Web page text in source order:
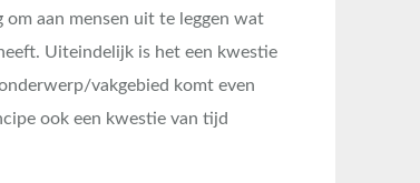
aan mensen uit te leggen wat
Uiteindelijk is het een kwestie
vakgebied komt even
ook een kwestie van tijd